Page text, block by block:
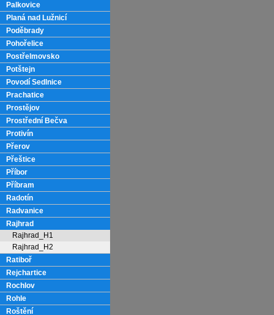
Palkovice
Planá nad Lužnicí
Poděbrady
Pohořelice
Postřelmovsko
Potštejn
Povodí Sedlnice
Prachatice
Prostějov
Prostřední Bečva
Protivín
Přerov
Přeštice
Příbor
Příbram
Radotín
Radvanice
Rajhrad
Rajhrad_H1
Rajhrad_H2
Ratiboř
Rejchartice
Rochlov
Rohle
Roštění